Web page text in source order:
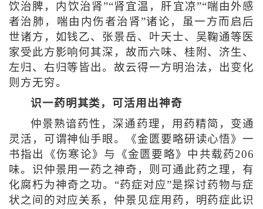
饮治脾，内饮治肾”“肾宜温，肝宜凉”“喘由外感
者治肺，喘由内伤者治肾”诸论，虽一方而启后
世诸方，如钱乙、张景岳、叶天士、吴鞠通等医
家受此方影响何其深，故而六味、桂附、济生、
左归、右归等皆出。故云得一方明治法，出变化
则方无穷。
识一药明其类，可活用出神奇
仲景熟谙药性，深通药理，用药精简，变通
灵活，可谓神仙手眼。《金匮要略研读心悟》一
书指出《伤寒论》与《金匮要略》中共载药206
味。识仲景用一药之神奇，则可通此药之理，有
化腐朽为神奇之功。“药症对应”是探讨药物与症
状之间的对应关系，仲景见症用药，明药症此识